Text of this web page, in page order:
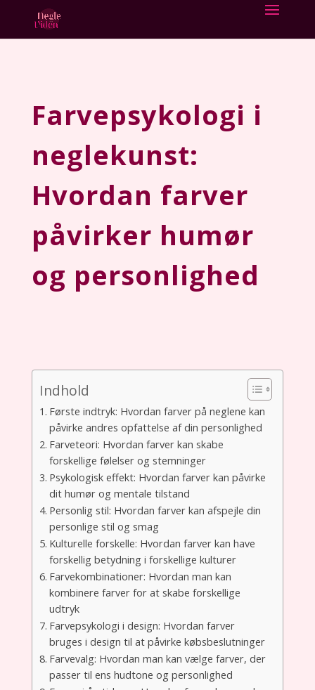
Farvepsykologi i
neglekunst:
Hvordan farver
påvirker humør
og personlighed
Indhold
Første indtryk: Hvordan farver på neglene kan
påvirke andres opfattelse af din personlighed
Farveteori: Hvordan farver kan skabe
forskellige følelser og stemninger
Psykologisk effekt: Hvordan farver kan påvirke
dit humør og mentale tilstand
Personlig stil: Hvordan farver kan afspejle din
personlige stil og smag
Kulturelle forskelle: Hvordan farver kan have
forskellig betydning i forskellige kulturer
Farvekombinationer: Hvordan man kan
kombinere farver for at skabe forskellige
udtryk
Farvepsykologi i design: Hvordan farver
bruges i design til at påvirke købsbeslutninger
Farvevalg: Hvordan man kan vælge farver, der
passer til ens hudtone og personlighed